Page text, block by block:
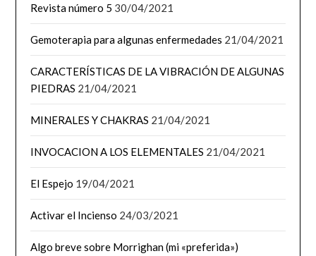
Revista número 5 30/04/2021
Gemoterapia para algunas enfermedades 21/04/2021
CARACTERÍSTICAS DE LA VIBRACIÓN DE ALGUNAS
PIEDRAS 21/04/2021
MINERALES Y CHAKRAS 21/04/2021
INVOCACION A LOS ELEMENTALES 21/04/2021
El Espejo 19/04/2021
Activar el Incienso 24/03/2021
Algo breve sobre Morrighan (mi «preferida»)